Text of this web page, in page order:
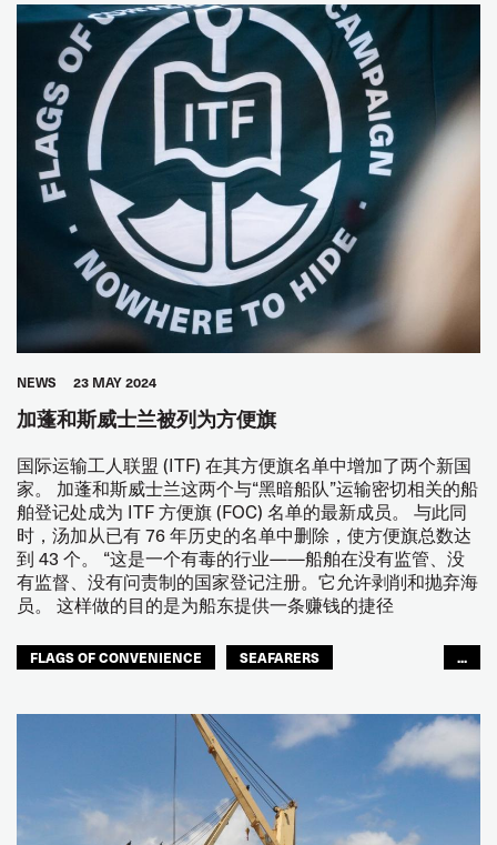
NEWS 23 MAY 2024
加蓬和斯威士兰被列为方便旗
国际运输工人联盟 (ITF) 在其方便旗名单中增加了两个新国
家。 加蓬和斯威士兰这两个与“黑暗船队”运输密切相关的船
舶登记处成为 ITF 方便旗 (FOC) 名单的最新成员。 与此同
时，汤加从已有 76 年历史的名单中删除，使方便旗总数达
到 43 个。 “这是一个有毒的行业——船舶在没有监管、没
有监督、没有问责制的国家登记注册。它允许剥削和抛弃海
员。 这样做的目的是为船东提供一条赚钱的捷径
FLAGS OF CONVENIENCE
SEAFARERS
GLOBAL
...